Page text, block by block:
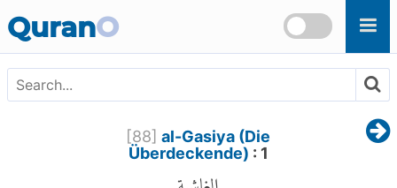
QuranO
[88] al-Gasiya (Die
Überdeckende) : 1